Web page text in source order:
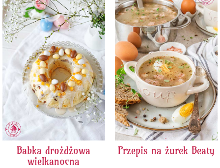
Babka drożdżowa
wielkanocna
Przepis na żurek Beaty